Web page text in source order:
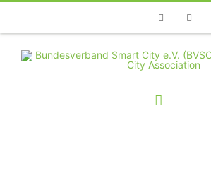
TelefonFacebookTwitter